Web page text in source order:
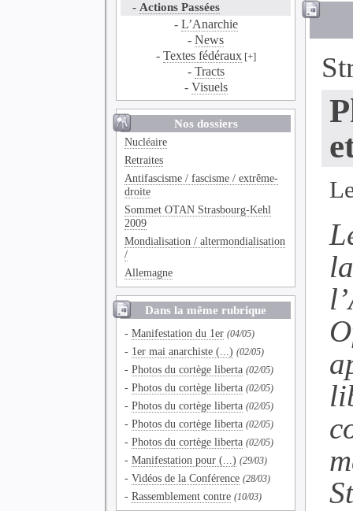
- Actions Passées
- L’Anarchie
-News
- Textes fédéraux[+]
- Tracts
- Visuels
Nos dossiers
Nucléaire
Retraites
Antifascisme / fascisme / extrême-
droite
Sommet OTAN Strasbourg-Kehl
2009
Mondialisation / altermondialisation
/
Allemagne
Dans la même rubrique
-Manifestation du 1er (04/05)
- 1er mai anarchiste (...) (02/05)
-Photos du cortège liberta (02/05)
-Photos du cortège liberta (02/05)
-Photos du cortège liberta (02/05)
-Photos du cortège liberta (02/05)
-Photos du cortège liberta (02/05)
-Manifestation pour (...) (29/03)
-Vidéos de la Conférence (28/03)
-Rassemblement contre (10/03)